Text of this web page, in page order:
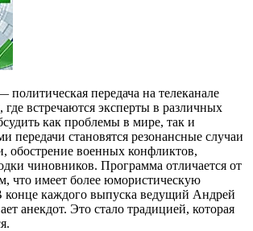
политическая передача на телеканале
встречаются эксперты в различных
как проблемы в мире, так и
передачи становятся резонансные случаи
обострение военных конфликтов,
чиновников. Программа отличается от
что имеет более юмористическую
конце каждого выпуска ведущий Андрей
анекдот. Это стало традицией, которая